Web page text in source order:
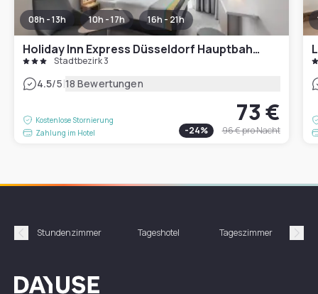
08h - 13h 10h - 17h 16h - 21h
Holiday Inn Express Düsseldorf Hauptbahnhof
Stadtbezirk 3
4.5/5|18 Bewertungen
Kostenlose Stornierung
Zahlung im Hotel
73 €
-24% 96 €pro Nacht
Précédent
Stundenzimmer Tageshotel Tageszimmer
Dayuse